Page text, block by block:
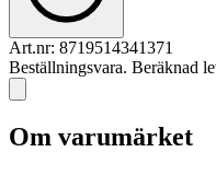
Art.nr: 8719514341371
Beställningsvara. Beräknad
Om varumärket